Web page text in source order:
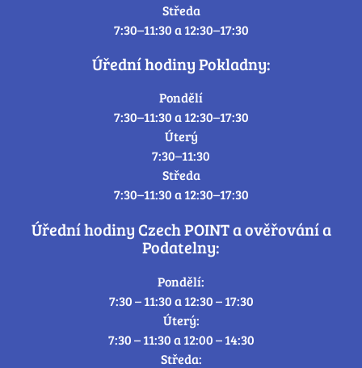
Středa
7:30–11:30 a 12:30–17:30
Úřední hodiny Pokladny:
Pondělí
7:30–11:30 a 12:30–17:30
Úterý
7:30–11:30
Středa
7:30–11:30 a 12:30–17:30
Úřední hodiny Czech POINT a ověřování a
Podatelny:
Pondělí:
7:30 – 11:30 a 12:30 – 17:30
Úterý:
7:30 – 11:30 a 12:00 – 14:30
Středa: